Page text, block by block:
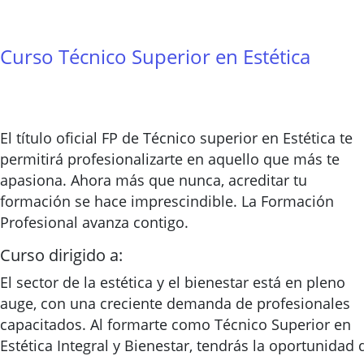
Curso Técnico Superior en Estética
El título oficial FP de Técnico superior en Estética te
permitirá profesionalizarte en aquello que más te
apasiona. Ahora más que nunca, acreditar tu
formación se hace imprescindible. La Formación
Profesional avanza contigo.
Curso dirigido a:
El sector de la estética y el bienestar está en pleno
auge, con una creciente demanda de profesionales
capacitados. Al formarte como Técnico Superior en
Estética Integral y Bienestar, tendrás la oportunidad